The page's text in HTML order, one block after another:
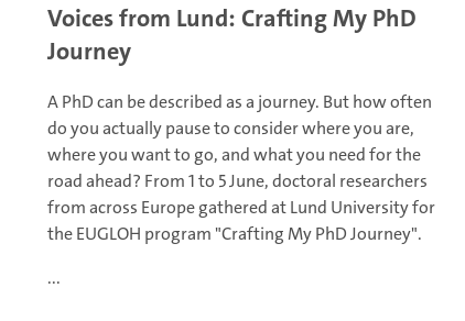
Voices from Lund: Crafting My PhD
Journey
A PhD can be described as a journey. But how often
do you actually pause to consider where you are,
where you want to go, and what you need for the
road ahead? From 1 to 5 June, doctoral researchers
from across Europe gathered at Lund University for
the EUGLOH program "Crafting My PhD Journey".
...